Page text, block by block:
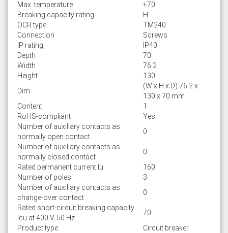
Max. temperature
+70
Breaking capacity rating
H
OCR type
TM240
Connection
Screws
IP rating
IP40
Depth
70
Width
76.2
Height
130
Dim
(W x H x D) 76.2 x
130 x 70 mm
Content
1
RoHS-compliant
Yes
Number of auxiliary contacts as
normally open contact
0
Number of auxiliary contacts as
normally closed contact
0
Rated permanent current Iu
160
Number of poles
3
Number of auxiliary contacts as
change-over contact
0
Rated short-circuit breaking capacity
lcu at 400 V, 50 Hz
70
Product type
Circuit breaker